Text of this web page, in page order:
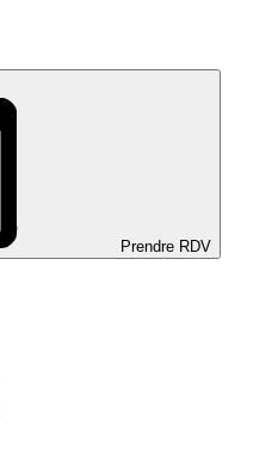
Prendre RDV